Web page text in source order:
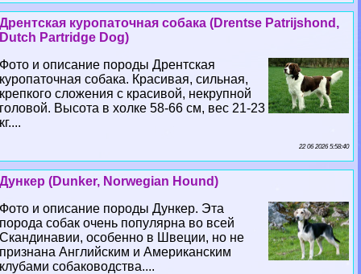
Дрентская куропаточная собака (Drentse Patrijshond,
Dutch Partridge Dog)
Фото и описание породы Дрентская
куропаточная собака. Красивая, сильная,
крепкого сложения с красивой, некрупной
головой. Высота в холке 58-66 см, вес 21-23
кг....
22 06 2026 5:58:40
Дункер (Dunker, Norwegian Hound)
Фото и описание породы Дункер. Эта
порода собак очень популярна во всей
Скандинавии, особенно в Швеции, но не
признана Английским и Американским
клубами собаководства....